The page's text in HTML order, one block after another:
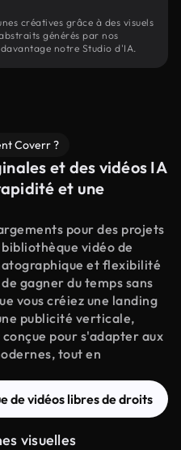
créatives grâce à des visuels
générés par nos
notre Studio d'IA.
Coverr ?
et des vidéos IA
et une
pour des projets
vidéo de
et flexibilité
gagner du temps sans
vous créiez une landing
publicité verticale,
pour s'adapter aux
tout en
de vidéos libres de droits
visuelles